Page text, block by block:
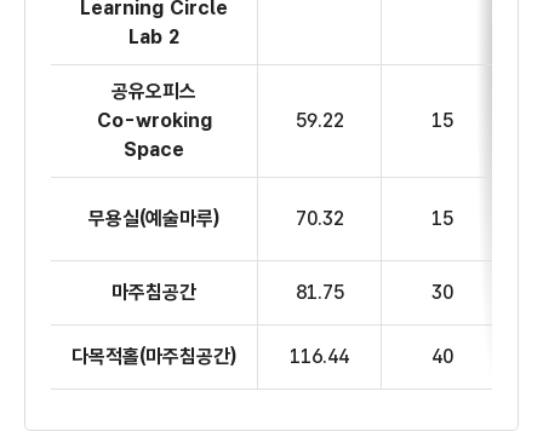
Learning Circle
Lab 2
공유오피스
Co-wroking
Space
59.22 15
무용실(예술마루) 70.32 15
마주침공간 81.75 30
다목적홀(마주침공간) 116.44 40